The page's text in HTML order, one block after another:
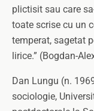
plictisit sau care
toate scrise cu un
temperat, sagetat
lirice.” (Bogdan-
Dan Lungu (n.
sociologie,